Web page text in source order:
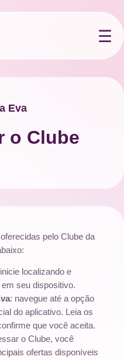
Eva
o Clube
pelo Clube da
localizando e
seu dispositivo.
: navegue até a opção
do aplicativo. Leia os
que você aceita.
o Clube, você
ofertas disponíveis